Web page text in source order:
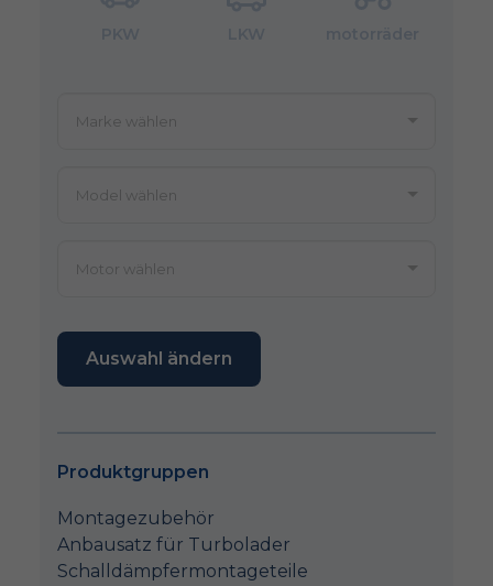
Auswahl ändern
Produktgruppen
Montagezubehör
Anbausatz für Turbolader
Schalldämpfermontageteile